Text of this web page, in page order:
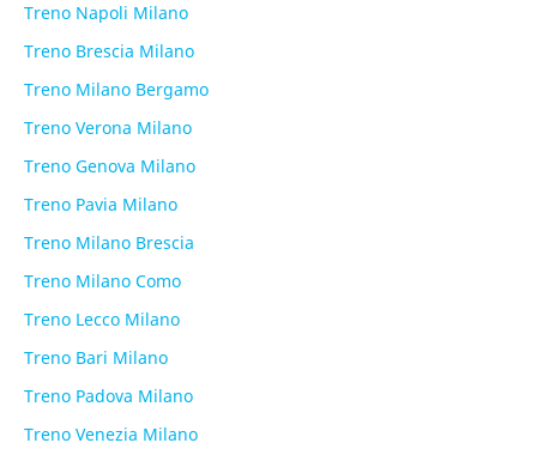
Treno Napoli Milano
Treno Brescia Milano
Treno Milano Bergamo
Treno Verona Milano
Treno Genova Milano
Treno Pavia Milano
Treno Milano Brescia
Treno Milano Como
Treno Lecco Milano
Treno Bari Milano
Treno Padova Milano
Treno Venezia Milano